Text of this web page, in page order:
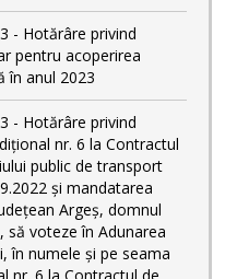
- Hotărâre privind
pentru acoperirea
în anul 2023
- Hotărâre privind
nr. 6 la Contractul
public de transport
și mandatarea
Argeș, domnul
să voteze în Adunarea
în numele și pe seama